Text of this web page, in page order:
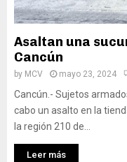
Asaltan una
Cancún
by MCV mayo 23, 2024
Cancún.- Sujetos
cabo un asalto en la
la región 210 de...
Leer más